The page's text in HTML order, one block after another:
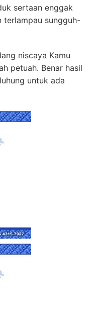
sertaan enggak
terlampau sungguh-
niscaya Kamu
petuah. Benar hasil
untuk ada